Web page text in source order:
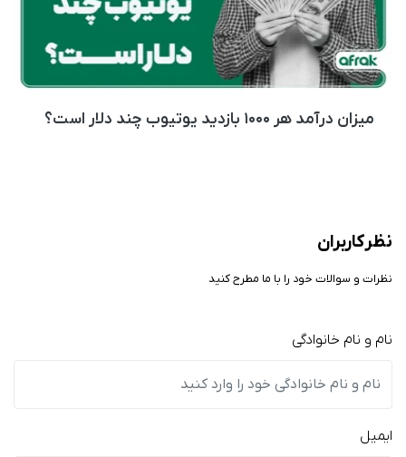
میزان درآمد هر ۱۰۰۰ بازدید یوتیوب چند دلار است؟
نظر کاربران
نظرات و سوالات خود را با ما مطرح کنید
نام و نام خانوادگی
ایمیل